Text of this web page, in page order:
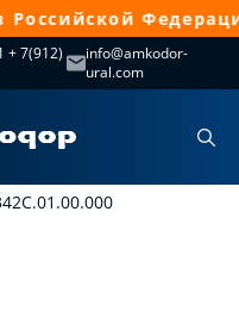
+ 7(912)
info@amkodor-
ural.com